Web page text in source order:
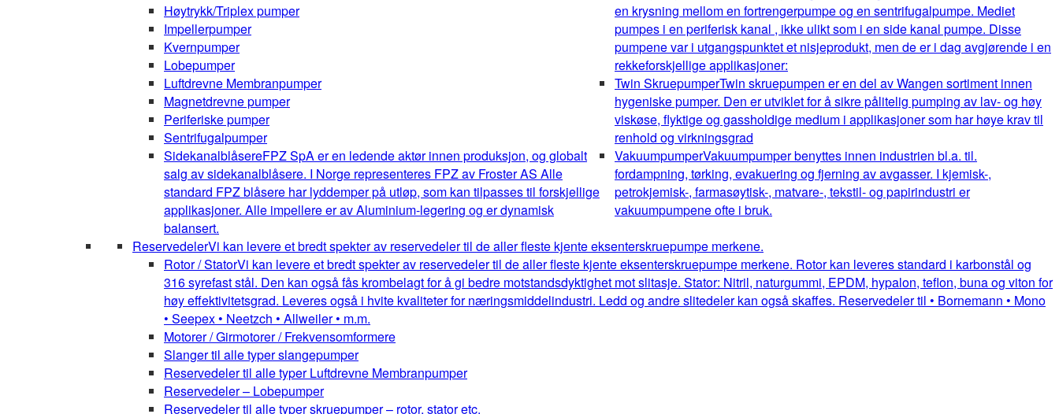
Høytrykk/Triplex pumper
Impellerpumper
Kvernpumper
Lobepumper
Luftdrevne Membranpumper
Magnetdrevne pumper
Periferiske pumper
Sentrifugalpumper
SidekanalblåsereFPZ SpA er en ledende aktør innen produksjon, og globalt
salg av sidekanalblåsere. I Norge representeres FPZ av Froster AS Alle
standard FPZ blåsere har lyddemper på utløp, som kan tilpasses til forskjellige
applikasjoner. Alle impellere er av Aluminium-legering og er dynamisk
balansert.
en krysning mellom en fortrengerpumpe og en sentrifugalpumpe. Mediet
pumpes i en periferisk kanal , ikke ulikt som i en side kanal pumpe. Disse
pumpene var i utgangspunktet et nisjeprodukt, men de er i dag avgjørende i en
rekkeforskjellige applikasjoner:
Twin SkruepumperTwin skruepumpen er en del av Wangen sortiment innen
hygeniske pumper. Den er utviklet for å sikre pålitelig pumping av lav- og høy
viskøse, flyktige og gassholdige medium i applikasjoner som har høye krav til
renhold og virkningsgrad
VakuumpumperVakuumpumper benyttes innen industrien bl.a. til.
fordampning, tørking, evakuering og fjerning av avgasser. I kjemisk-,
petrokjemisk-, farmasøytisk-, matvare-, tekstil- og papirindustri er
vakuumpumpene ofte i bruk.
ReservedelerVi kan levere et bredt spekter av reservedeler til de aller fleste kjente eksenterskruepumpe merkene.
Rotor / StatorVi kan levere et bredt spekter av reservedeler til de aller fleste kjente eksenterskruepumpe merkene. Rotor kan leveres standard i karbonstål og
316 syrefast stål. Den kan også fås krombelagt for å gi bedre motstandsdyktighet mot slitasje. Stator: Nitril, naturgummi, EPDM, hypalon, teflon, buna og viton for
høy effektivitetsgrad. Leveres også i hvite kvaliteter for næringsmiddelindustri. Ledd og andre slitedeler kan også skaffes. Reservedeler til • Bornemann • Mono
• Seepex • Neetzch • Allweiler • m.m.
Motorer / Girmotorer / Frekvensomformere
Slanger til alle typer slangepumper
Reservedeler til alle typer Luftdrevne Membranpumper
Reservedeler – Lobepumper
Reservedeler til alle typer skruepumper – rotor, stator etc.